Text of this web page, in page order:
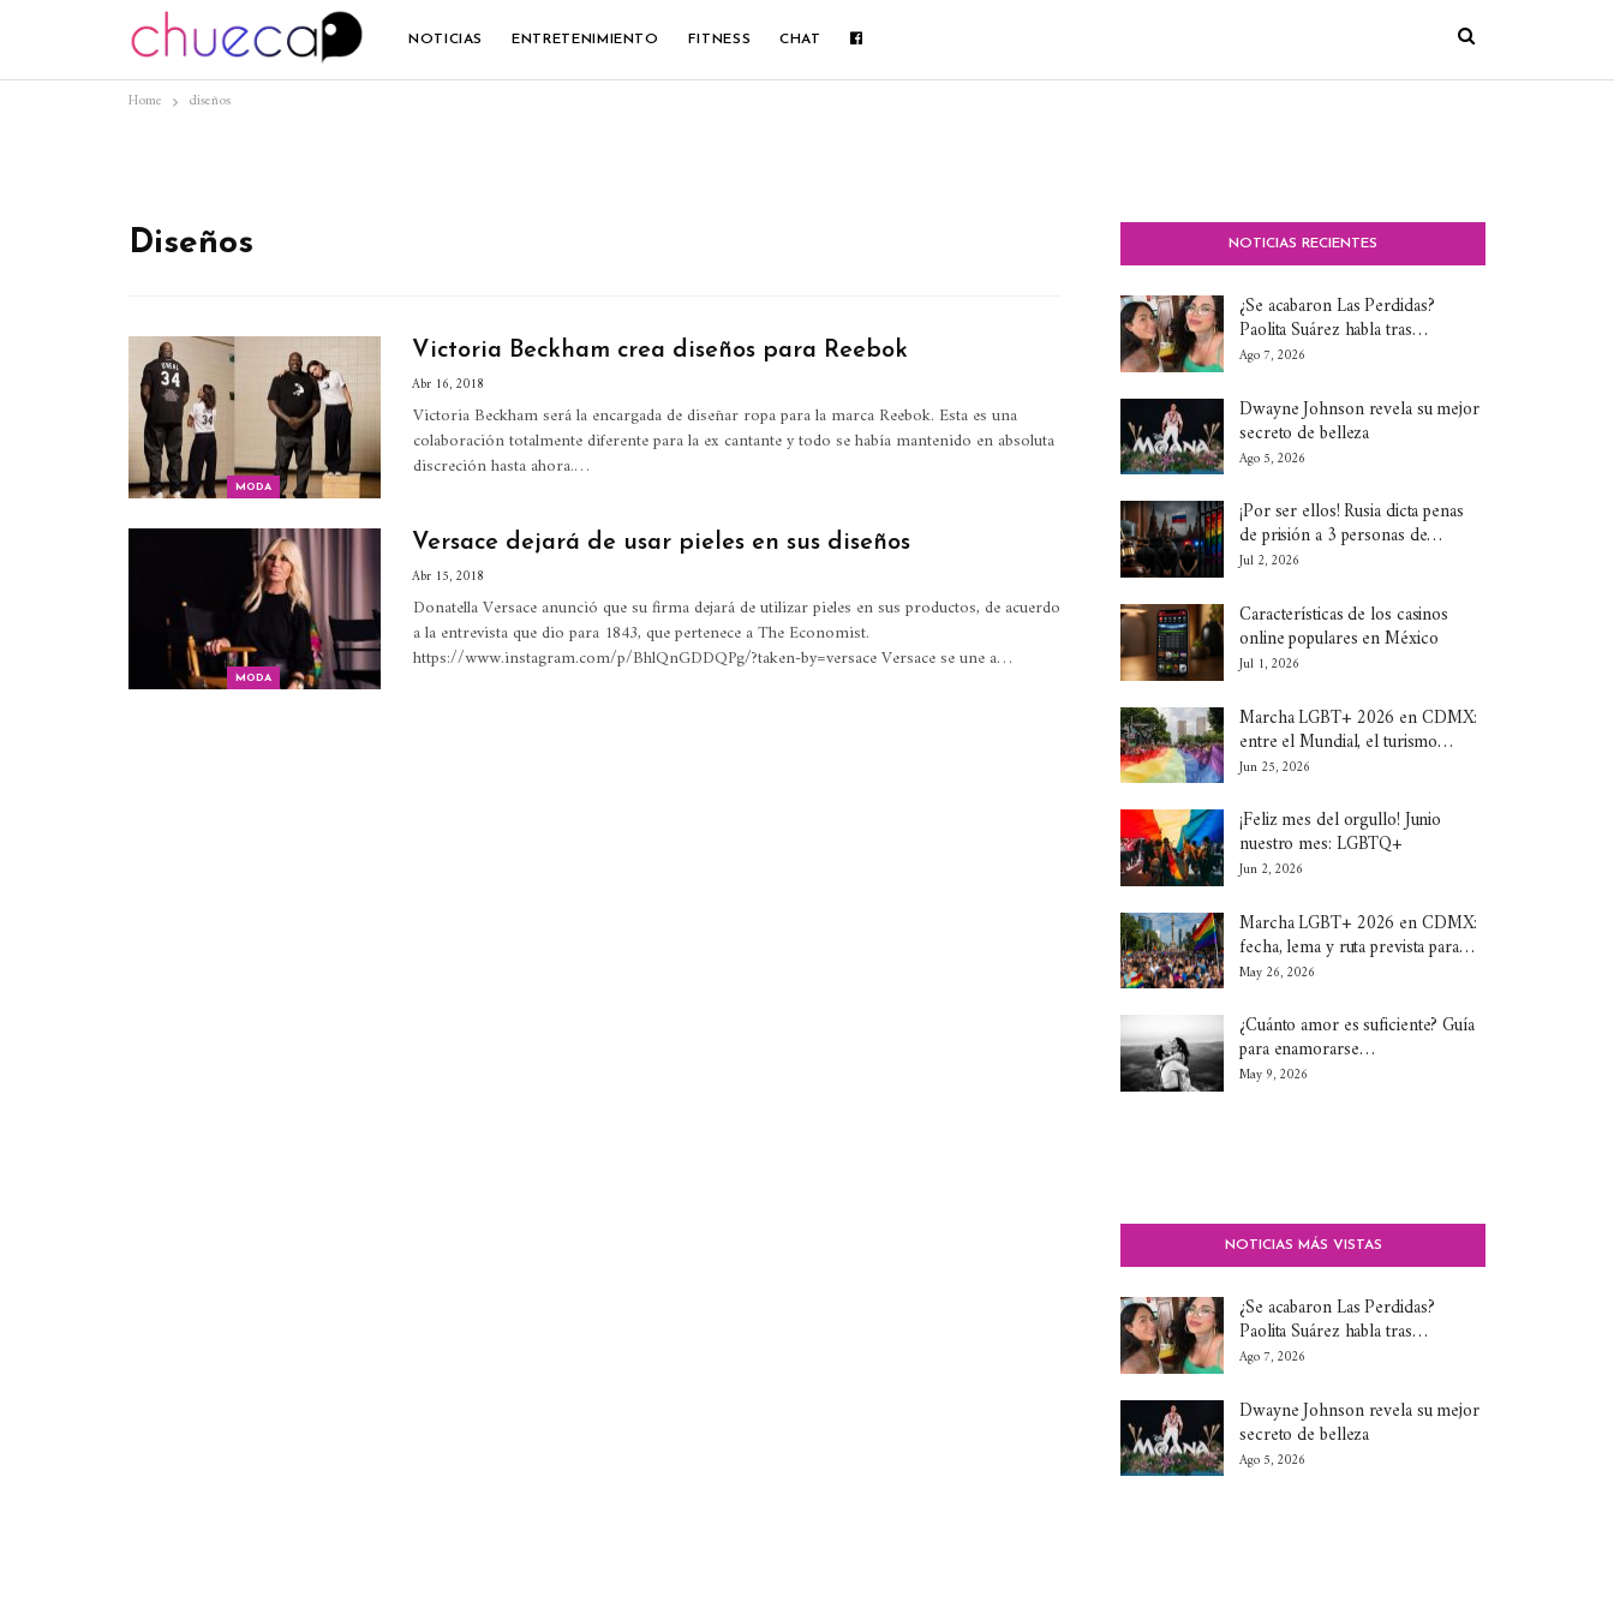
NOTICIAS ENTRETENIMIENTO FITNESS CHAT
Home diseños
Diseños
MODA
Victoria Beckham crea diseños para Reebok
Abr 16, 2018
Victoria Beckham será la encargada de diseñar ropa para la marca Reebok. Esta es una
colaboración totalmente diferente para la ex cantante y todo se había mantenido en absoluta
discreción hasta ahora.…
MODA
Versace dejará de usar pieles en sus diseños
Abr 15, 2018
Donatella Versace anunció que su firma dejará de utilizar pieles en sus productos, de acuerdo
a la entrevista que dio para 1843, que pertenece a The Economist.
https://www.instagram.com/p/BhlQnGDDQPg/?taken-by=versace Versace se une a…
NOTICIAS RECIENTES
¿Se acabaron Las Perdidas?
Paolita Suárez habla tras…
Ago 7, 2026
Dwayne Johnson revela su mejor
secreto de belleza
Ago 5, 2026
¡Por ser ellos! Rusia dicta penas
de prisión a 3 personas de…
Jul 2, 2026
Características de los casinos
online populares en México
Jul 1, 2026
Marcha LGBT+ 2026 en CDMX:
entre el Mundial, el turismo…
Jun 25, 2026
¡Feliz mes del orgullo! Junio
nuestro mes: LGBTQ+
Jun 2, 2026
Marcha LGBT+ 2026 en CDMX:
fecha, lema y ruta prevista para…
May 26, 2026
¿Cuánto amor es suficiente? Guía
para enamorarse…
May 9, 2026
NOTICIAS MÁS VISTAS
¿Se acabaron Las Perdidas?
Paolita Suárez habla tras…
Ago 7, 2026
Dwayne Johnson revela su mejor
secreto de belleza
Ago 5, 2026